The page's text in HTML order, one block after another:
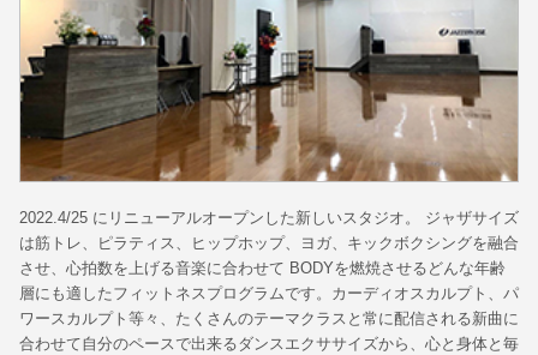
2022.4/25 にリニューアルオープンした新しいスタジオ。 ジャザサイズ
は筋トレ、ピラティス、ヒップホップ、ヨガ、キックボクシングを融合
させ、心拍数を上げる音楽に合わせて BODYを燃焼させるどんな年齢
層にも適したフィットネスプログラムです。カーディオスカルプト、パ
ワースカルプト等々、たくさんのテーマクラスと常に配信される新曲に
合わせて自分のペースで出来るダンスエクササイズから、心と身体と毎